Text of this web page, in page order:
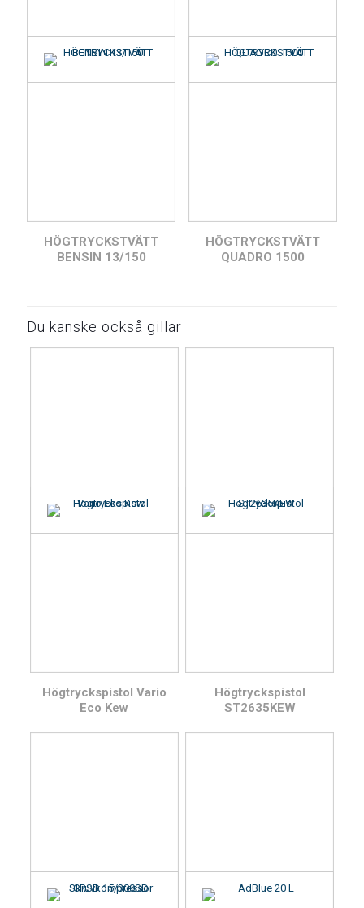
HÖGTRYCKSTVÄTT
BENSIN 13/150
HÖGTRYCKSTVÄTT
QUADRO 1500
Du kanske också gillar
Högtryckspistol Vario
Eco Kew
Högtryckspistol
ST2635KEW